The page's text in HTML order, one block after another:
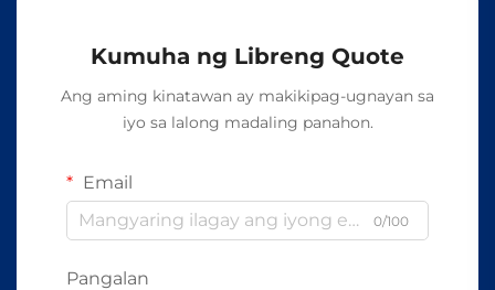
Kumuha ng Libreng Quote
Ang aming kinatawan ay makikipag-ugnayan sa
iyo sa lalong madaling panahon.
Email
0/100
Pangalan